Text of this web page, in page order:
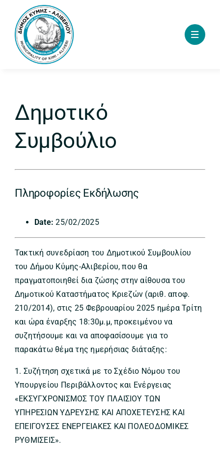
content
Δημοτικό
Συμβούλιο
Πληροφορίες Εκδήλωσης
Date: 25/02/2025
Τακτική συνεδρίαση του Δημοτικού Συμβουλίου
του Δήμου Κύμης-Αλιβερίου, που θα
πραγματοποιηθεί δια ζώσης στην αίθουσα του
Δημοτικού Καταστήματος Κριεζών (αριθ. αποφ.
210/2014), στις 25 Φεβρουαρίου 2025 ημέρα Τρίτη
και ώρα έναρξης 18:30μ.μ, προκειμένου να
συζητήσουμε και να αποφασίσουμε για το
παρακάτω θέμα της ημερήσιας διάταξης:
1. Συζήτηση σχετικά με το Σχέδιο Νόμου του
Υπουργείου Περιβάλλοντος και Ενέργειας
«ΕΚΣΥΓΧΡΟΝΙΣΜΟΣ ΤΟΥ ΠΛΑΙΣΙΟΥ ΤΩΝ
ΥΠΗΡΕΣΙΩΝ ΥΔΡΕΥΣΗΣ ΚΑΙ ΑΠΟΧΕΤΕΥΣΗΣ ΚΑΙ
ΕΠΕΙΓΟΥΣΕΣ ΕΝΕΡΓΕΙΑΚΕΣ ΚΑΙ ΠΟΛΕΟΔΟΜΙΚΕΣ
ΡΥΘΜΙΣΕΙΣ».